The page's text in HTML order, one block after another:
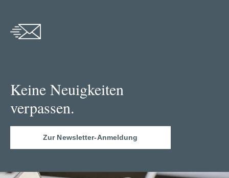
Keine Neuigkeiten
verpassen.
Zur Newsletter-Anmeldung